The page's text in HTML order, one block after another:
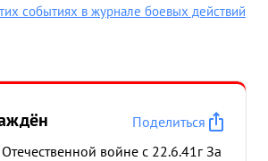
событиях в журнале боевых действий
Поделиться
Отечественной войне с 22.6.41г За